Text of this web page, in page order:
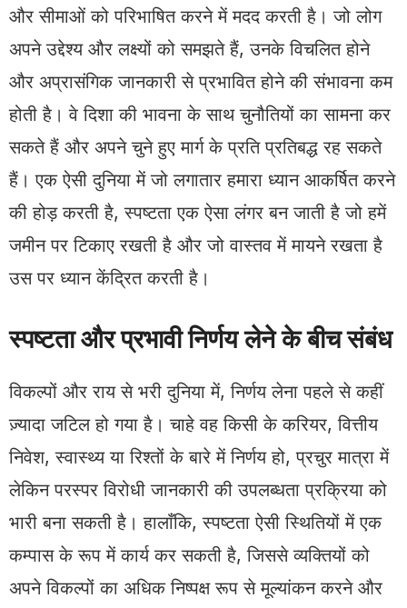
और सीमाओं को परिभाषित करने में मदद करती है। जो लोग
अपने उद्देश्य और लक्ष्यों को समझते हैं, उनके विचलित होने
और अप्रासंगिक जानकारी से प्रभावित होने की संभावना कम
होती है। वे दिशा की भावना के साथ चुनौतियों का सामना कर
सकते हैं और अपने चुने हुए मार्ग के प्रति प्रतिबद्ध रह सकते
हैं। एक ऐसी दुनिया में जो लगातार हमारा ध्यान आकर्षित करने
की होड़ करती है, स्पष्टता एक ऐसा लंगर बन जाती है जो हमें
जमीन पर टिकाए रखती है और जो वास्तव में मायने रखता है
उस पर ध्यान केंद्रित करती है।
स्पष्टता और प्रभावी निर्णय लेने के बीच संबंध
विकल्पों और राय से भरी दुनिया में, निर्णय लेना पहले से कहीं
ज़्यादा जटिल हो गया है। चाहे वह किसी के करियर, वित्तीय
निवेश, स्वास्थ्य या रिश्तों के बारे में निर्णय हो, प्रचुर मात्रा में
लेकिन परस्पर विरोधी जानकारी की उपलब्धता प्रक्रिया को
भारी बना सकती है। हालाँकि, स्पष्टता ऐसी स्थितियों में एक
कम्पास के रूप में कार्य कर सकती है, जिससे व्यक्तियों को
अपने विकल्पों का अधिक निष्पक्ष रूप से मूल्यांकन करने और